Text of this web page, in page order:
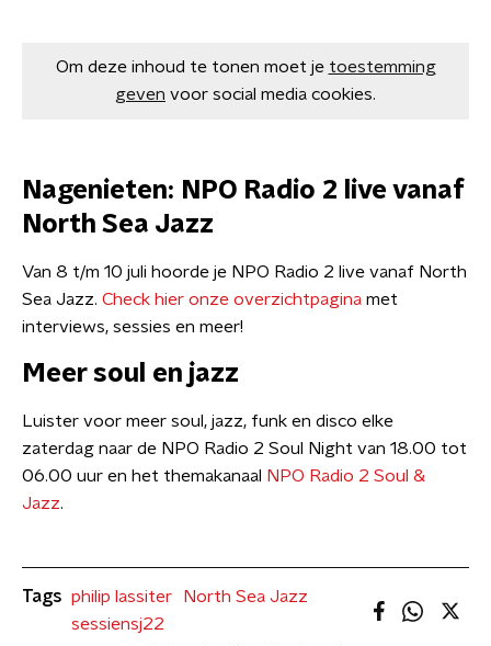
Om deze inhoud te tonen moet je toestemming
geven voor social media cookies.
Nagenieten: NPO Radio 2 live vanaf
North Sea Jazz
Van 8 t/m 10 juli hoorde je NPO Radio 2 live vanaf North
Sea Jazz. Check hier onze overzichtpagina met
interviews, sessies en meer!
Meer soul en jazz
Luister voor meer soul, jazz, funk en disco elke
zaterdag naar de NPO Radio 2 Soul Night van 18.00 tot
06.00 uur en het themakanaal
NPO Radio 2 Soul &
Jazz.
Tags philip lassiter
North Sea Jazz
sessiensj22